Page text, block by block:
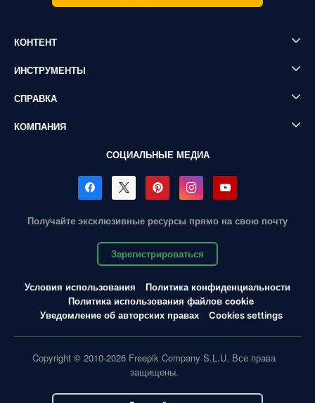
КОНТЕНТ
ИНСТРУМЕНТЫ
СПРАВКА
КОМПАНИЯ
СОЦИАЛЬНЫЕ МЕДИА
Получайте эксклюзивные ресурсы прямо на свою почту
Зарегистрироваться
Условия использования
Политика конфиденциальности
Политика использования файлов cookie
Уведомление об авторских правах
Cookies settings
Copyright © 2010-2026 Freepik Company S.L.U. Все права
защищены.